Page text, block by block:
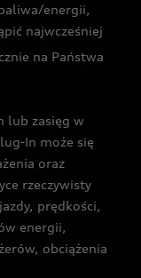
energii,
najwcześniej
na Państwa
lub zasięg w
In może się
oraz
rzeczywisty
prędkości,
energii,
obciążenia